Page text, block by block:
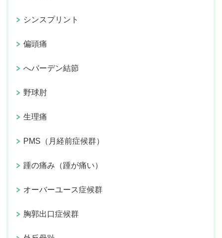
シンスプリント
偏頭痛
へバーデン結節
野球肘
生理痛
PMS（月経前症候群）
踵の痛み（踵が痛い）
オーバーユース症候群
胸郭出口症候群